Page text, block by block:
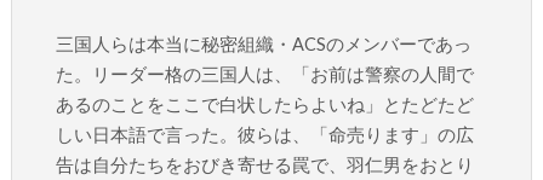
三国人らは本当に秘密組織・ACSのメンバーであっ
た。リーダー格の三国人は、「お前は警察の人間で
あるのことをここで白状したらよいね」とたどたど
しい日本語で言った。彼らは、「命売ります」の広
告は自分たちをおびき寄せる罠で、羽仁男をおとり